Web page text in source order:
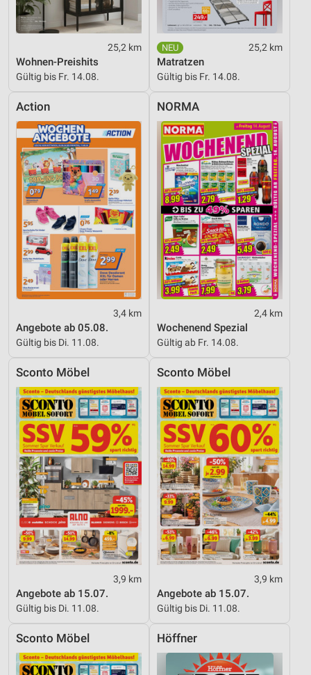
25,2 km
Wohnen-Preishits
Gültig bis Fr. 14.08.
25,2 km
Matratzen
Gültig bis Fr. 14.08.
Action
3,4 km
Angebote ab 05.08.
Gültig bis Di. 11.08.
NORMA
2,4 km
Wochenend Spezial
Gültig ab Fr. 14.08.
Sconto Möbel
3,9 km
Angebote ab 15.07.
Gültig bis Di. 11.08.
Sconto Möbel
3,9 km
Angebote ab 15.07.
Gültig bis Di. 11.08.
Sconto Möbel Höffner